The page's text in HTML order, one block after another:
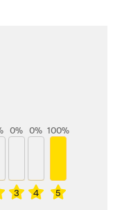
3
0%
4
0%
5
100%